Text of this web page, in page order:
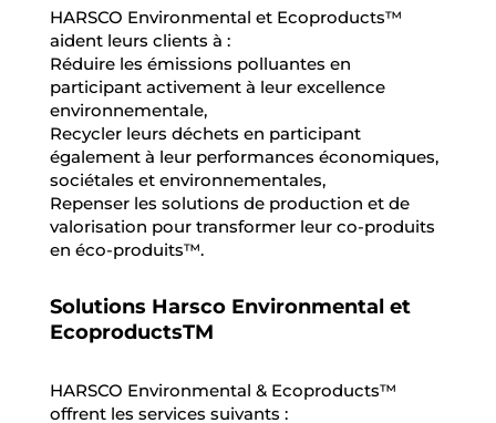
HARSCO Environmental et Ecoproducts™
aident leurs clients à :
Réduire les émissions polluantes en
participant activement à leur excellence
environnementale,
Recycler leurs déchets en participant
également à leur performances économiques,
sociétales et environnementales,
Repenser les solutions de production et de
valorisation pour transformer leur co-produits
en éco-produits™.
Solutions Harsco Environmental et
EcoproductsTM
HARSCO Environmental & Ecoproducts™
offrent les services suivants :